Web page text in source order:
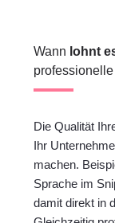
Wann lohnt
Die Qualität
Ihr
machen.
Sprache im
damit direkt in